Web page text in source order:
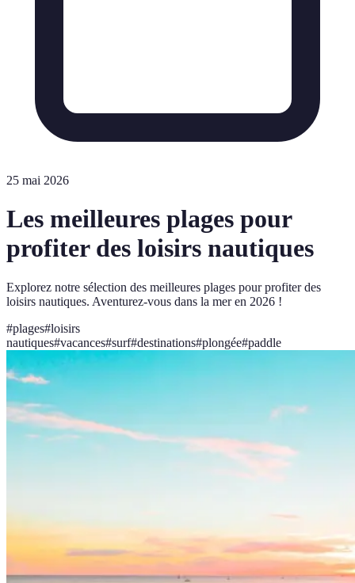
25 mai 2026
Les meilleures plages pour
profiter des loisirs nautiques
Explorez notre sélection des meilleures plages pour profiter des
loisirs nautiques. Aventurez-vous dans la mer en 2026 !
#plages#loisirs
nautiques#vacances#surf#destinations#plongée#paddle